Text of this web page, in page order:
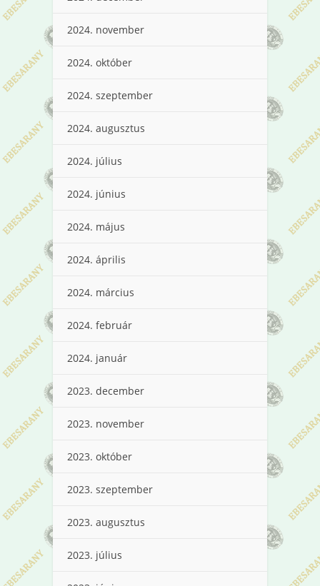
2024. november
2024. október
2024. szeptember
2024. augusztus
2024. július
2024. június
2024. május
2024. április
2024. március
2024. február
2024. január
2023. december
2023. november
2023. október
2023. szeptember
2023. augusztus
2023. július